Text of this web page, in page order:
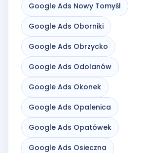
Google Ads Nowy Tomyśl
Google Ads Oborniki
Google Ads Obrzycko
Google Ads Odolanów
Google Ads Okonek
Google Ads Opalenica
Google Ads Opatówek
Google Ads Osieczna